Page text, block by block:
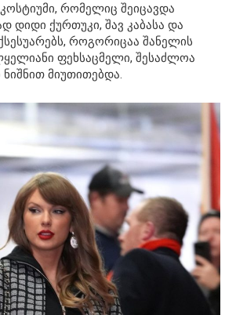
რომელიც შეიცავდა
დიდი ქურთუკი, შავ კაბასა და
როგორიცაა შანელის
ფეხსაცმელი, შესაძლოა
მიუთითებდა.